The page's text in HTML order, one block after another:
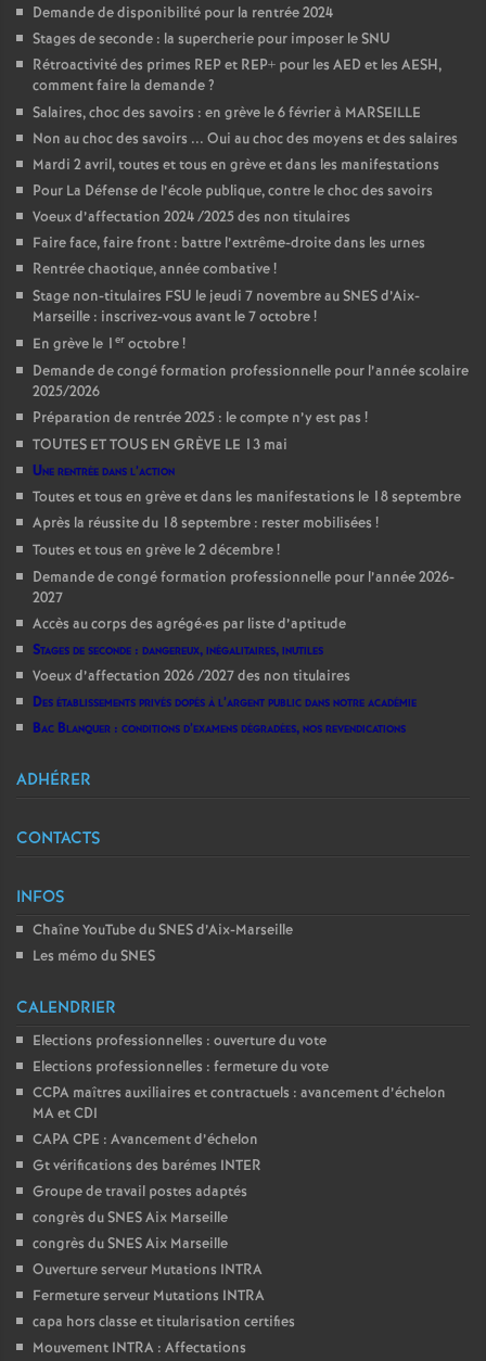
Demande de disponibilité pour la rentrée 2024
Stages de seconde : la supercherie pour imposer le SNU
Rétroactivité des primes REP et REP+ pour les AED et les AESH,
comment faire la demande?
Salaires, choc des savoirs : en grève le 6 février à MARSEILLE
Non au choc des savoirs ... Oui au choc des moyens et des salaires
Mardi 2 avril, toutes et tous en grève et dans les manifestations
Pour La Défense de l’école publique, contre le choc des savoirs
Voeux d’affectation 2024 /2025 des non titulaires
Faire face, faire front : battre l’extrême-droite dans les urnes
Rentrée chaotique, année combative!
Stage non-titulaires FSU le jeudi 7 novembre au SNES d’Aix-
Marseille : inscrivez-vous avant le 7 octobre!
En grève le 1 er octobre!
Demande de congé formation professionnelle pour l’année scolaire
2025/2026
Préparation de rentrée 2025 : le compte n’y est pas !
TOUTES ET TOUS EN GRÈVE LE 13 mai
Une rentrée dans l’action
Toutes et tous en grève et dans les manifestations le 18 septembre
Après la réussite du 18 septembre : rester mobilisées !
Toutes et tous en grève le 2 décembre!
Demande de congé formation professionnelle pour l’année 2026-
2027
Accès au corps des agrégé·es par liste d’aptitude
Stages de seconde : dangereux, inégalitaires, inutiles
Voeux d’affectation 2026 /2027 des non titulaires
Des établissements privés dopés à l’argent public dans notre académie
Bac Blanquer : conditions d’examens dégradées, nos revendications
ADHÉRER
CONTACTS
INFOS
Chaîne YouTube du SNES d’Aix-Marseille
Les mémo du SNES
CALENDRIER
Elections professionnelles : ouverture du vote
Elections professionnelles : fermeture du vote
CCPA maîtres auxiliaires et contractuels : avancement d’échelon
MA et CDI
CAPA CPE : Avancement d’échelon
Gt vérifications des barémes INTER
Groupe de travail postes adaptés
congrès du SNES Aix Marseille
congrès du SNES Aix Marseille
Ouverture serveur Mutations INTRA
Fermeture serveur Mutations INTRA
capa hors classe et titularisation certifies
Mouvement INTRA : Affectations